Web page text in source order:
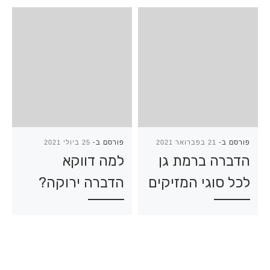
פורסם ב- 25 ביולי 2021
למה דווקא
הדברה ירוקה?
פורסם ב- 21 בפברואר 2021
הדברה ברמת גן
לכל סוגי המזיקים